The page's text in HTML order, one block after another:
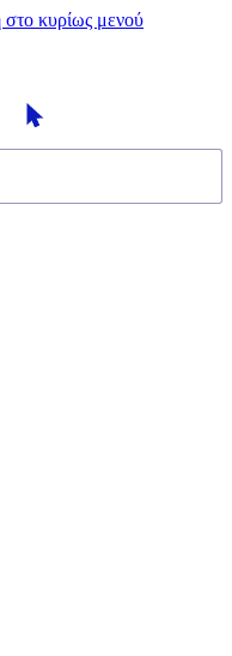
κυρίως μενού